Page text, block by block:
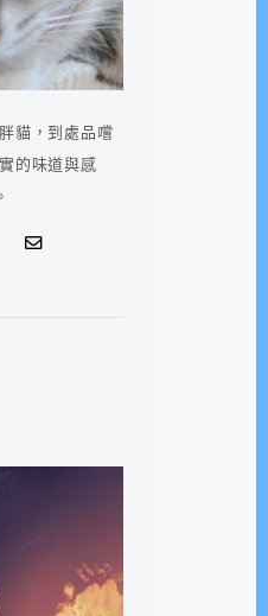
貓，到處品嚐
的味道與感